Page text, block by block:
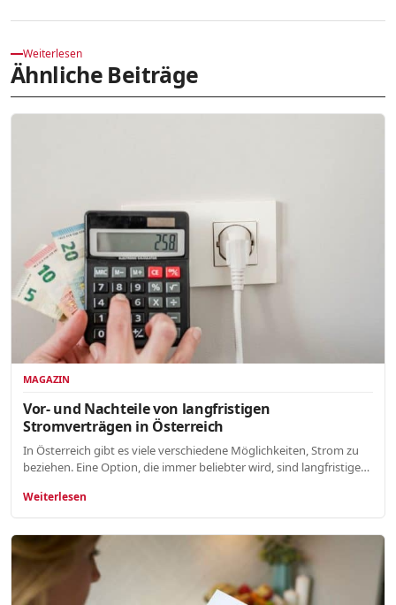
Weiterlesen
Ähnliche Beiträge
MAGAZIN
Vor- und Nachteile von langfristigen
Stromverträgen in Österreich
In Österreich gibt es viele verschiedene Möglichkeiten, Strom zu
beziehen. Eine Option, die immer beliebter wird, sind langfristige…
Weiterlesen